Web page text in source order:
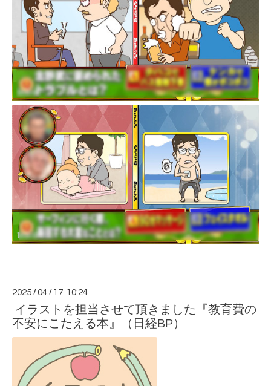
2025 /04 / 17 10:24
イラストを担当させて頂きました『教育費の
不安にこたえる本』（日経BP）